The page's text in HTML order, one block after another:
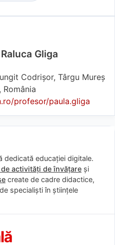
Gliga
Codrișor, Târgu Mureș
România
profesor/paula.gliga
dedicată educației digitale.
activități de învățare și
create de cadre didactice,
specialiști în științele